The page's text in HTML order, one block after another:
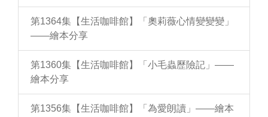
第1364集【生活咖啡館】「奧莉薇心情變變變」
——繪本分享
第1360集【生活咖啡館】「小毛蟲歷險記」——
繪本分享
第1356集【生活咖啡館】「為愛朗讀」——繪本